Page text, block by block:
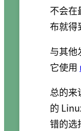
不会在
布就得
与其他
它使用
总的来
的
错的选